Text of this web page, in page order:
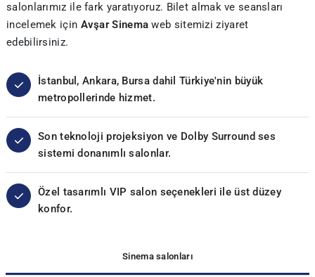
salonlarımız ile fark yaratıyoruz. Bilet almak ve seansları
incelemek için Avşar Sinema web sitemizi ziyaret
edebilirsiniz.
İstanbul, Ankara, Bursa dahil Türkiye'nin büyük
metropollerinde hizmet.
Son teknoloji projeksiyon ve Dolby Surround ses
sistemi donanımlı salonlar.
Özel tasarımlı VIP salon seçenekleri ile üst düzey
konfor.
Sinema salonları